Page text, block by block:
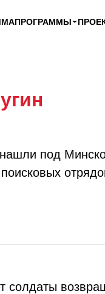
ПРОГРАММЫ
под
солдаты